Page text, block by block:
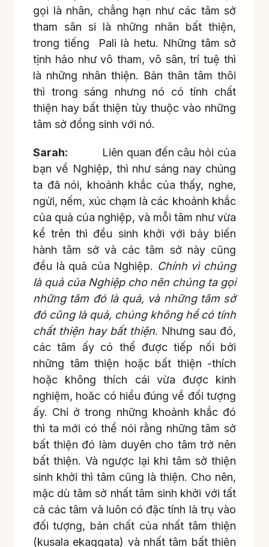
gọi là nhân, chẳng hạn như các tâm sở
tham sân si là những nhân bất thiện,
trong tiếng Pali là hetu. Những tâm sở
tịnh hảo như vô tham, vô sân, trí tuệ thì
là những nhân thiện. Bản thân tâm thôi
thì trong sáng nhưng nó có tính chất
thiện hay bất thiện tùy thuộc vào những
tâm sở đồng sinh với nó.
Sarah: Liên quan đến câu hỏi của
bạn về Nghiệp, thì như sáng nay chúng
ta đã nói, khoảnh khắc của thấy, nghe,
ngửi, nếm, xúc chạm là các khoảnh khắc
của quả của nghiệp, và mỗi tâm như vừa
kể trên thì đều sinh khởi với bảy biến
hành tâm sở và các tâm sở này cũng
đều là quả của Nghiệp. Chính vì chúng
là quả của Nghiệp cho nên chúng ta gọi
những tâm đó là quả, và những tâm sở
đó cũng là quả, chúng không hề có tính
chất thiện hay bất thiện. Nhưng sau đó,
các tâm ấy có thể được tiếp nối bởi
những tâm thiện hoặc bất thiện -thích
hoặc không thích cái vừa được kinh
nghiệm, hoăc có hiểu đúng về đối tượng
ấy. Chỉ ở trong những khoảnh khắc đó
thì ta mới có thể nói rằng những tâm sở
bất thiện đó làm duyên cho tâm trở nên
bất thiện. Và ngược lại khi tâm sở thiện
sinh khởi thì tâm cũng là thiện. Cho nên,
mặc dù tâm sở nhất tâm sinh khởi với tất
cả các tâm và luôn có đặc tính là trụ vào
đối tượng, bản chất của nhất tâm thiện
(kusala ekaggata) và nhất tâm bất thiện